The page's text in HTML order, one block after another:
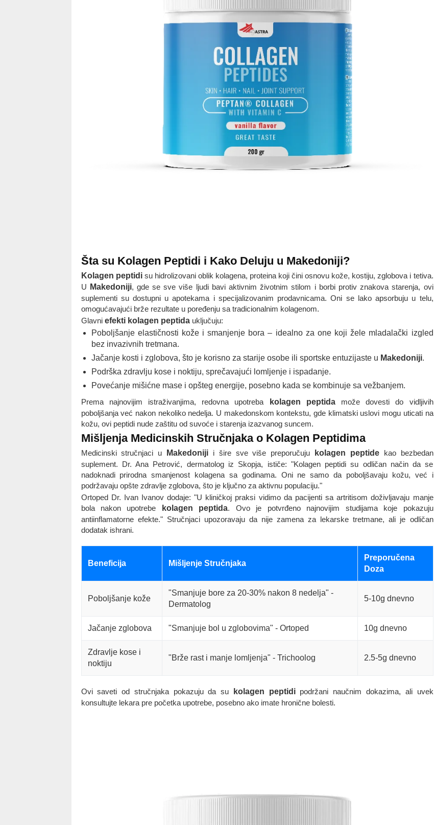
Šta su Kolagen Peptidi i Kako Deluju u Makedoniji?
Kolagen peptidisu hidrolizovani oblik kolagena, proteina koji čini osnovu kože, kostiju, zglobova i tetiva.
U Makedoniji, gde se sve više ljudi bavi aktivnim životnim stilom i borbi protiv znakova starenja, ovi
suplementi su dostupni u apotekama i specijalizovanim prodavnicama. Oni se lako apsorbuju u telu,
omogućavajući brže rezultate u poređenju sa tradicionalnim kolagenom.
Glavni efekti kolagen peptidauključuju:
Poboljšanje elastičnosti kože i smanjenje bora – idealno za one koji žele mladalački izgled
bez invazivnih tretmana.
Jačanje kosti i zglobova, što je korisno za starije osobe ili sportske entuzijaste u Makedoniji.
Podrška zdravlju kose i noktiju, sprečavajući lomljenje i ispadanje.
Povećanje mišićne mase i opšteg energije, posebno kada se kombinuje sa vežbanjem.
Prema najnovijim istraživanjima, redovna upotreba
kolagen peptidamože dovesti do vidljivih
poboljšanja već nakon nekoliko nedelja. U makedonskom kontekstu, gde klimatski uslovi mogu uticati na
kožu, ovi peptidi nude zaštitu od suvoće i starenja izazvanog suncem.
Mišljenja Medicinskih Stručnjaka o Kolagen Peptidima
Medicinski stručnjaci u Makedoniji i šire sve više preporučuju kolagen peptidekao bezbedan
suplement. Dr. Ana Petrović, dermatolog iz Skopja, ističe: "Kolagen peptidi su odličan način da se
nadoknadi prirodna smanjenost kolagena sa godinama. Oni ne samo da poboljšavaju kožu, već i
podržavaju opšte zdravlje zglobova, što je ključno za aktivnu populaciju."
Ortoped Dr. Ivan Ivanov dodaje: "U kliničkoj praksi vidimo da pacijenti sa artritisom doživljavaju manje
bola nakon upotrebe
kolagen peptida. Ovo je potvrđeno najnovijim studijama koje pokazuju
antiinflamatorne efekte." Stručnjaci upozoravaju da nije zamena za lekarske tretmane, ali je odličan
dodatak ishrani.
Beneficija Mišljenje Stručnjaka
Preporučena
Doza
Poboljšanje kože
"Smanjuje bore za 20-30% nakon 8 nedelja" -
Dermatolog
5-10g dnevno
Jačanje zglobova "Smanjuje bol u zglobovima" - Ortoped 10g dnevno
Zdravlje kose i
noktiju
"Brže rast i manje lomljenja" - Trichoolog 2.5-5g dnevno
Ovi saveti od stručnjaka pokazuju da su kolagen peptidipodržani naučnim dokazima, ali uvek
konsultujte lekara pre početka upotrebe, posebno ako imate hronične bolesti.